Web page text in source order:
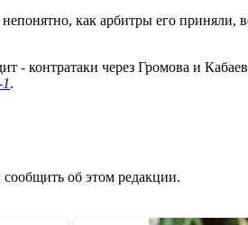
как арбитры его
контратаки через Громова и
.
об этом редакции.